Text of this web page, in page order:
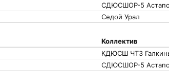
СДЮСШОР-5
Седой Урал
Коллектив
КДЮСШ ЧТЗ
СДЮСШОР-5